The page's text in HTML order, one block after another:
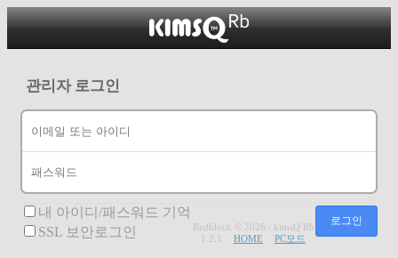
관리자 로그인
내 아이디/패스워드 기억
SSL 보안로그인
Redblock © 2026 / kimsQ Rb
1.2.1
HOME PC모드